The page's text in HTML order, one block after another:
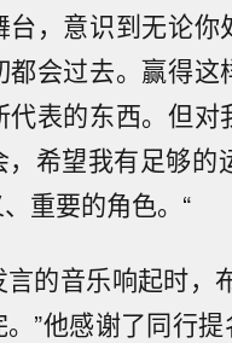
台，意识到无论
会过去。赢得
表的东西。但对
希望我有足够
重要的角色。“
的音乐响起时，
”他感谢了同行